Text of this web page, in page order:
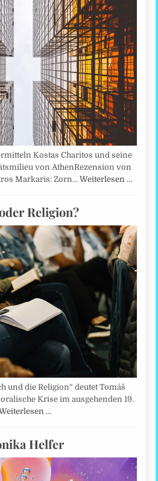
Kostas Charitos und seine
von AthenRezension von
Markaris: Zorn…Weiterlesen …
Religion?
und die Religion“ deutet Tomáš
Krise im ausgehenden 19.
…
Helfer